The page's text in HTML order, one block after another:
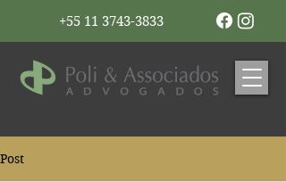
+55 11 3743-3833
Post